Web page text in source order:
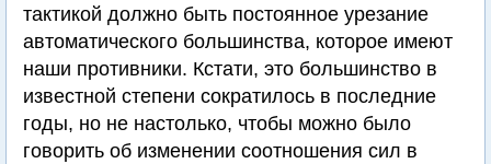
тактикой должно быть постоянное урезание
автоматического большинства, которое имеют
наши противники. Кстати, это большинство в
известной степени сократилось в последние
годы, но не настолько, чтобы можно было
говорить об изменении соотношения сил в